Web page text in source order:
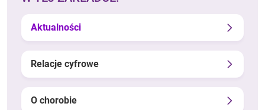
Aktualności
Relacje cyfrowe
O chorobie